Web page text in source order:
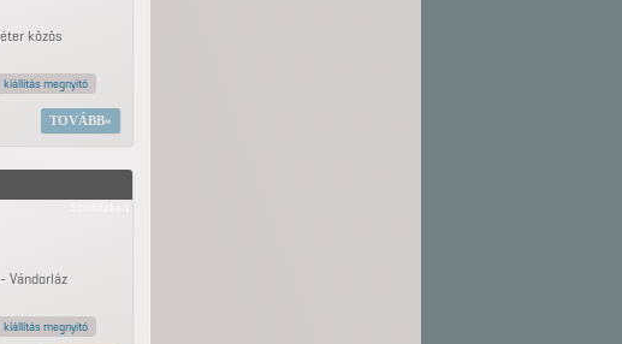
közös
kiállítás megnyitó
TOVÁBB
Vándorláz
kiállítás megnyitó